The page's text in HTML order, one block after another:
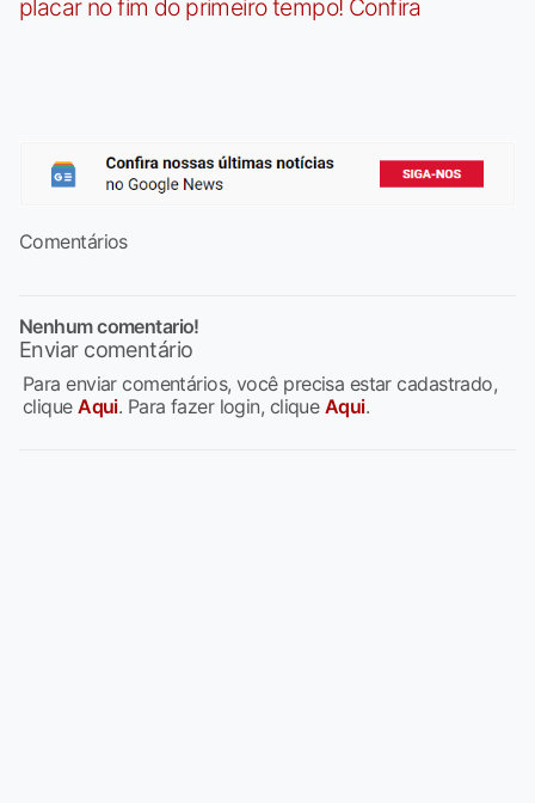
placar no fim do primeiro tempo! Confira
Comentários
Nenhum comentario!
Enviar comentário
Para enviar comentários, você precisa estar cadastrado,
cliqueAqui. Para fazer login, clique Aqui.